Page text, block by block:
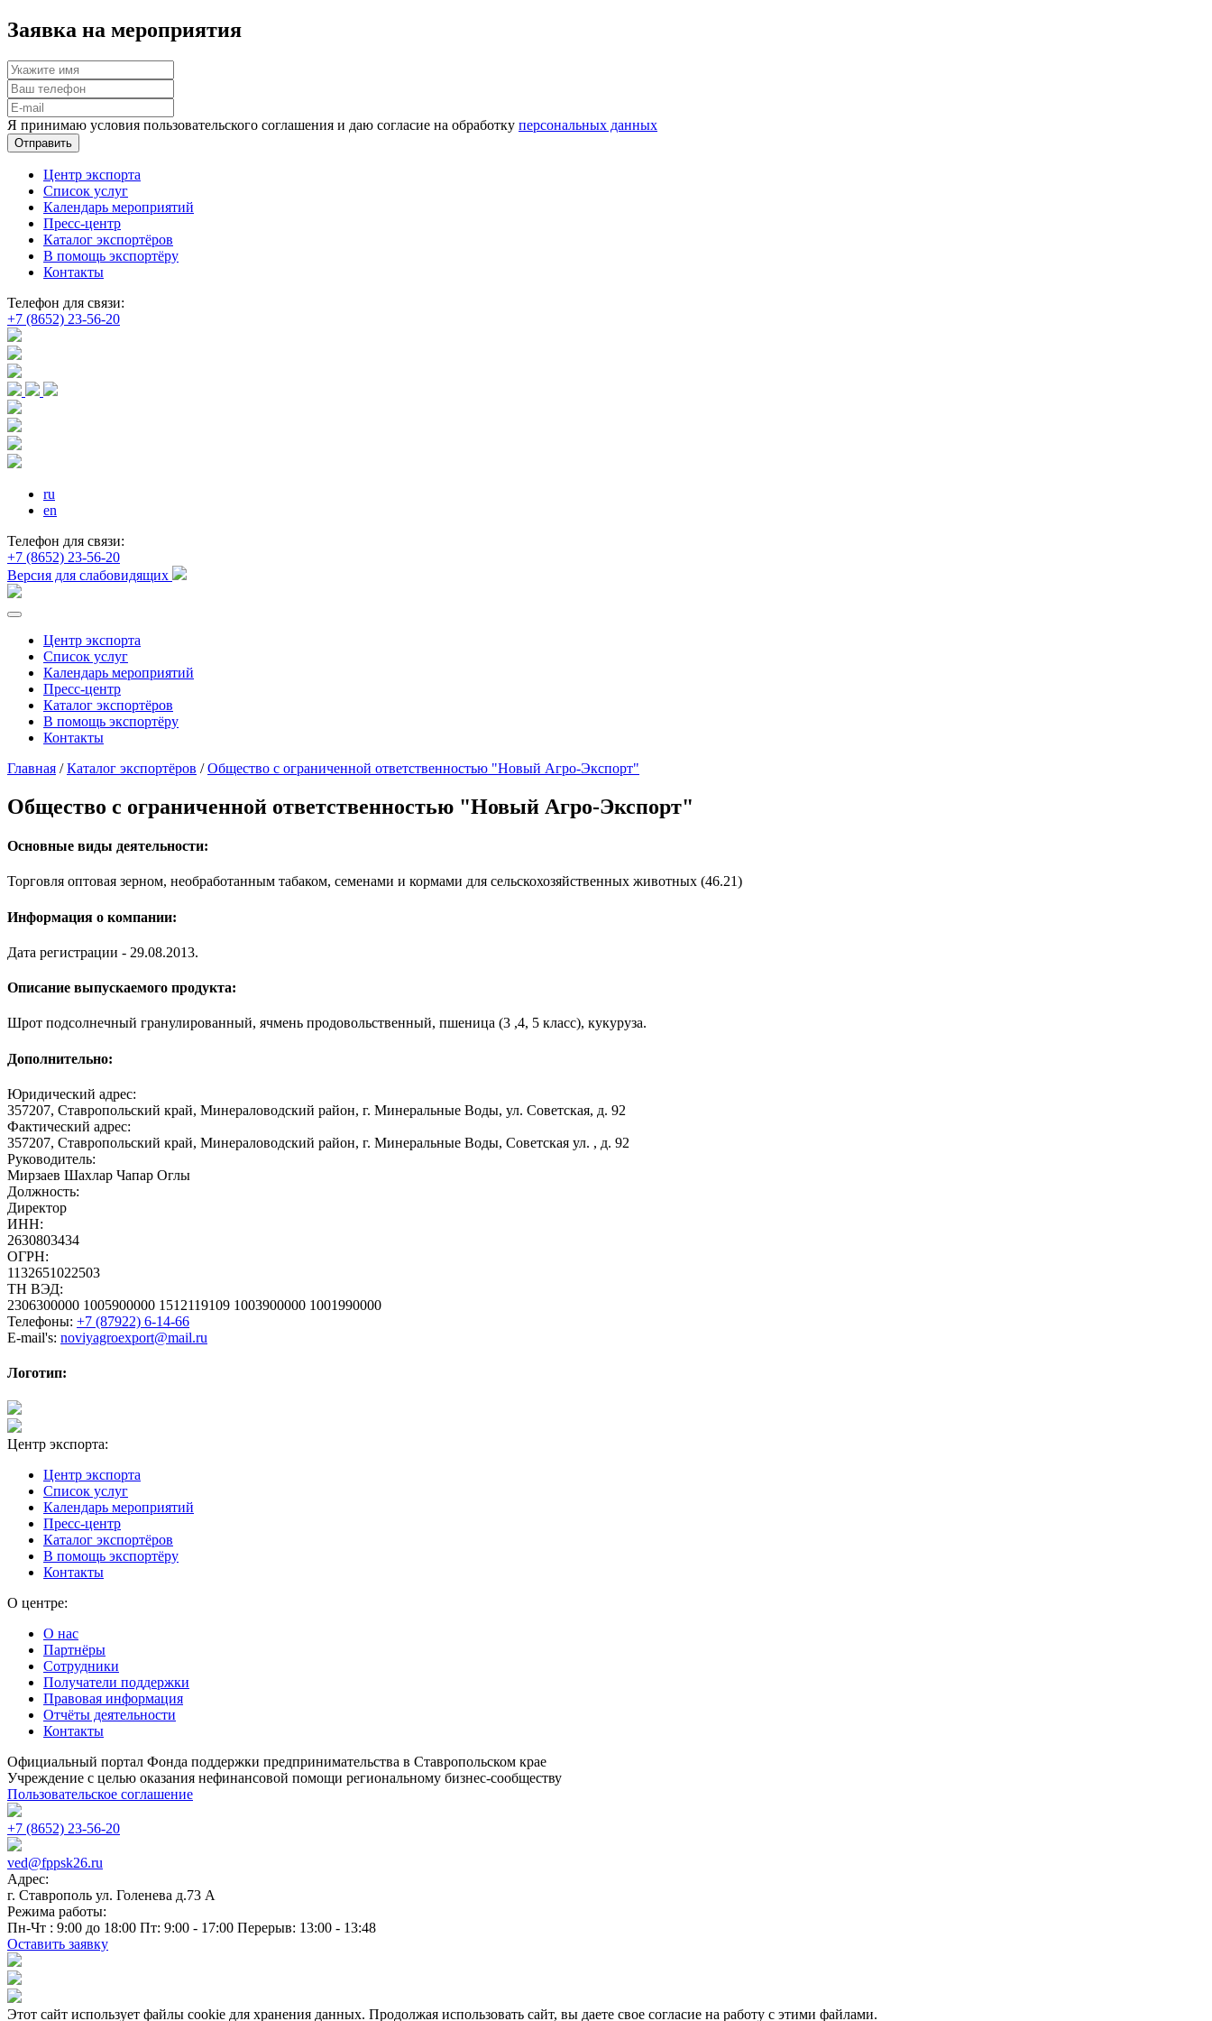
Заявка на мероприятия
Я принимаю условия пользовательского соглашения и даю согласие на обработку персональных данных
Отправить
Центр экспорта
Список услуг
Календарь мероприятий
Пресс-центр
Каталог экспортёров
В помощь экспортёру
Контакты
Телефон для связи:
+7 (8652) 23-56-20
ru
en
Телефон для связи:
+7 (8652) 23-56-20
Версия для слабовидящих
Центр экспорта
Список услуг
Календарь мероприятий
Пресс-центр
Каталог экспортёров
В помощь экспортёру
Контакты
Главная /Каталог экспортёров /Общество с ограниченной ответственностью "Новый Агро-Экспорт"
Общество с ограниченной ответственностью "Новый Агро-Экспорт"
Основные виды деятельности:
Торговля оптовая зерном, необработанным табаком, семенами и кормами для сельскохозяйственных животных (46.21)
Информация о компании:
Дата регистрации - 29.08.2013.
Описание выпускаемого продукта:
Шрот подсолнечный гранулированный, ячмень продовольственный, пшеница (3 ,4, 5 класс), кукуруза.
Дополнительно:
Юридический адрес:
357207, Ставропольский край, Минераловодский район, г. Минеральные Воды, ул. Советская, д. 92
Фактический адрес:
357207, Ставропольский край, Минераловодский район, г. Минеральные Воды, Советская ул. , д. 92
Руководитель:
Мирзаев Шахлар Чапар Оглы
Должность:
Директор
ИНН:
2630803434
ОГРН:
1132651022503
ТН ВЭД:
2306300000 1005900000 1512119109 1003900000 1001990000
Телефоны: +7 (87922) 6-14-66
E-mail's: noviyagroexport@mail.ru
Логотип:
Центр экспорта:
Центр экспорта
Список услуг
Календарь мероприятий
Пресс-центр
Каталог экспортёров
В помощь экспортёру
Контакты
О центре:
О нас
Партнёры
Сотрудники
Получатели поддержки
Правовая информация
Отчёты деятельности
Контакты
Официальный портал Фонда поддержки предпринимательства в Ставропольском крае
Учреждение с целью оказания нефинансовой помощи региональному бизнес-сообществу
Пользовательское соглашение
+7 (8652) 23-56-20
ved@fppsk26.ru
Адрес:
г. Ставрополь ул. Голенева д.73 A
Режима работы:
Пн-Чт : 9:00 до 18:00 Пт: 9:00 - 17:00 Перерыв: 13:00 - 13:48
Оставить заявку
Этот сайт использует файлы cookie для хранения данных. Продолжая использовать сайт, вы даете свое согласие на работу с этими файлами.